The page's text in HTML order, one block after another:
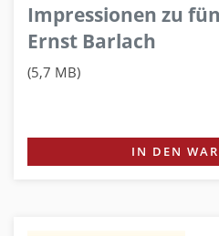
Impressionen zu
Ernst Barlach
(5,7 MB)
IN DEN